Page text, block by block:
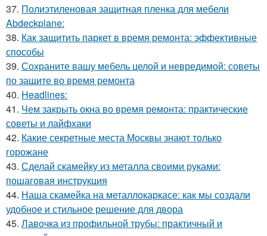
37. Полиэтиленовая защитная пленка для мебели
Abdeckplane:
38. Как защитить паркет в время ремонта: эффективные
способы
39. Сохраните вашу мебель целой и невредимой: советы
по защите во время ремонта
40. Headlines:
41. Чем закрыть окна во время ремонта: практические
советы и лайфхаки
42. Какие секретные места Москвы знают только
горожане
43. Сделай скамейку из металла своими руками:
пошаговая инструкция
44. Наша скамейка на металлокаркасе: как мы создали
удобное и стильное решение для двора
45. Лавочка из профильной трубы: практичный и